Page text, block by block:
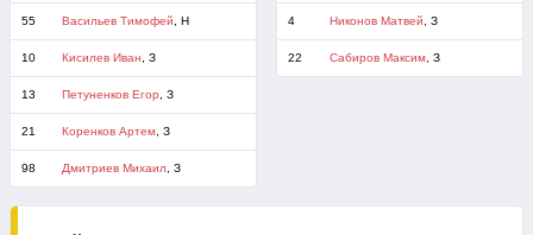
55 Васильев Тимофей , Н
10 Кисилев Иван , З
13 Петуненков Егор , З
21 Коренков Артем, З
98 Дмитриев Михаил, З
4 Никонов Матвей , З
22 Сабиров Максим, З